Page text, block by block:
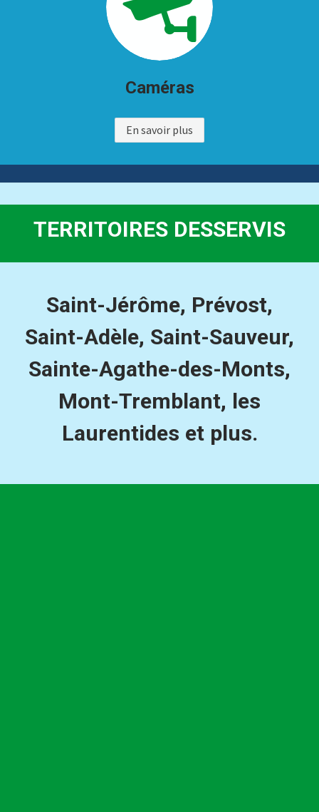
Caméras
En savoir plus
TERRITOIRES DESSERVIS
Saint-Jérôme, Prévost,
Saint-Adèle, Saint-Sauveur,
Sainte-Agathe-des-Monts,
Mont-Tremblant, les
Laurentides et plus.